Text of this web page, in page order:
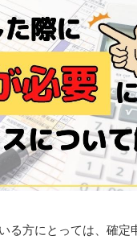
る方にとっては、確定